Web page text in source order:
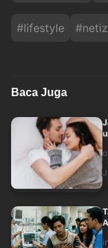
#lifestyle #
Baca Juga